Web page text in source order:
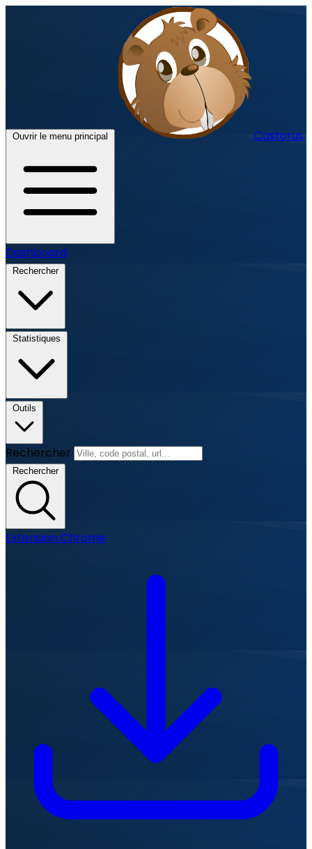
Ouvrir le menu principal Castorus
Dashboard
Rechercher
Statistiques
Outils
Rechercher
Rechercher
Extension Chrome